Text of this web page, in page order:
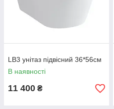
LB3 унітаз підвісний 36*56см
В наявності
11 400 ₴